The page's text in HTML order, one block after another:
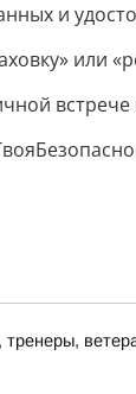
и
или
встрече